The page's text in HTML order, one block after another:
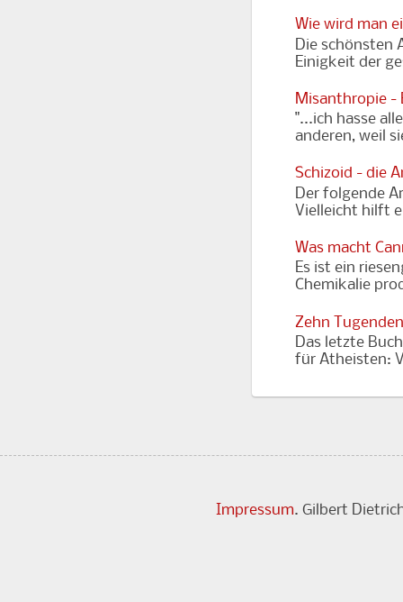
Wie wird man
Die schönsten
Einigkeit der
Misanthropie -
"...ich hasse
anderen, weil
Schizoid - die
Der folgende
Vielleicht hilft
Was macht
Es ist ein
Chemikalie
Zehn
Das letzte
für Atheisten:
Impressum. Gilbert